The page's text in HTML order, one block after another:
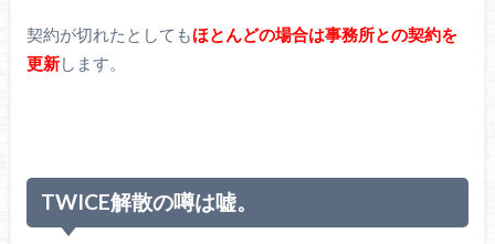
契約が切れたとしてもほとんどの場合は事務所との契約を
更新します。
TWICE解散の噂は嘘。